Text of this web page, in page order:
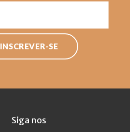
INSCREVER-SE
Siga nos